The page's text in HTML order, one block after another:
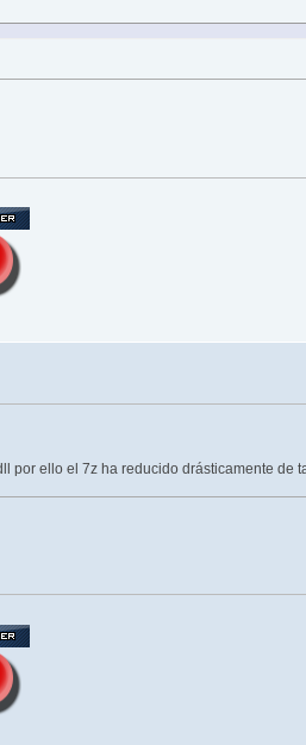
por ello el 7z ha reducido drásticamente de